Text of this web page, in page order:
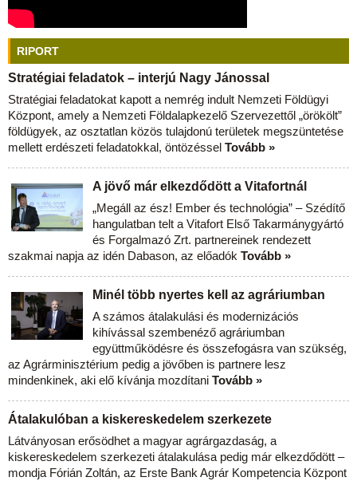
RIPORT
Stratégiai feladatok – interjú Nagy Jánossal
Stratégiai feladatokat kapott a nemrég indult Nemzeti Földügyi
Központ, amely a Nemzeti Földalapkezelő Szervezettől „örökölt”
földügyek, az osztatlan közös tulajdonú területek megszüntetése
mellett erdészeti feladatokkal, öntözéssel Tovább »
A jövő már elkezdődött a Vitafortnál
„Megáll az ész! Ember és technológia” – Szédítő
hangulatban telt a Vitafort Első Takarmánygyártó
és Forgalmazó Zrt. partnereinek rendezett
szakmai napja az idén Dabason, az előadók Tovább »
Minél több nyertes kell az agráriumban
A számos átalakulási és modernizációs
kihívással szembenéző agráriumban
együttműködésre és összefogásra van szükség,
az Agrárminisztérium pedig a jövőben is partnere lesz
mindenkinek, aki elő kívánja mozdítani Tovább »
Átalakulóban a kiskereskedelem szerkezete
Látványosan erősödhet a magyar agrárgazdaság, a
kiskereskedelem szerkezeti átalakulása pedig már elkezdődött –
mondja Fórián Zoltán, az Erste Bank Agrár Kompetencia Központ